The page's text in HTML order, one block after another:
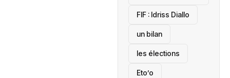
‎FIF : Idriss Diallo
un bilan
les élections
Eto’o